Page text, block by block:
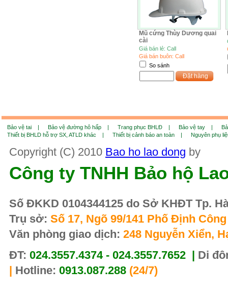
Mũ cứng Thùy Dương quai
cài
Giá bán lẻ: Call
Giá bán buôn: Call
So sánh
Đặt hàng
Bảo vệ tai | Bảo vệ đường hô hấp | Trang phục BHLĐ | Bảo vệ tay |
Thiết bị BHLD hỗ trợ SX, ATLD khác |
Thiết bị cảnh báo an toàn | Nguyên phụ
Copyright (C) 2010 Bao ho lao dong by
Công ty TNHH Bảo hộ
Số ĐKKD 0104344125 do Sở KHĐT Tp.
Trụ sở: Số 17, Ngõ 99/141 Phố Định
Văn phòng giao dịch: 248 Nguyễn Xiển,
ĐT: 024.3557.4374 - 024.3557.7652 | Di
| Hotline: 0913.087.288 (24/7)